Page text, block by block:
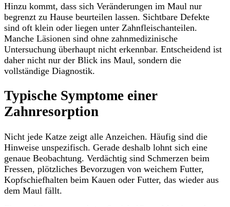
Hinzu kommt, dass sich Veränderungen im Maul nur
begrenzt zu Hause beurteilen lassen. Sichtbare Defekte
sind oft klein oder liegen unter Zahnfleischanteilen.
Manche Läsionen sind ohne zahnmedizinische
Untersuchung überhaupt nicht erkennbar. Entscheidend ist
daher nicht nur der Blick ins Maul, sondern die
vollständige Diagnostik.
Typische Symptome einer
Zahnresorption
Nicht jede Katze zeigt alle Anzeichen. Häufig sind die
Hinweise unspezifisch. Gerade deshalb lohnt sich eine
genaue Beobachtung. Verdächtig sind Schmerzen beim
Fressen, plötzliches Bevorzugen von weichem Futter,
Kopfschiefhalten beim Kauen oder Futter, das wieder aus
dem Maul fällt.